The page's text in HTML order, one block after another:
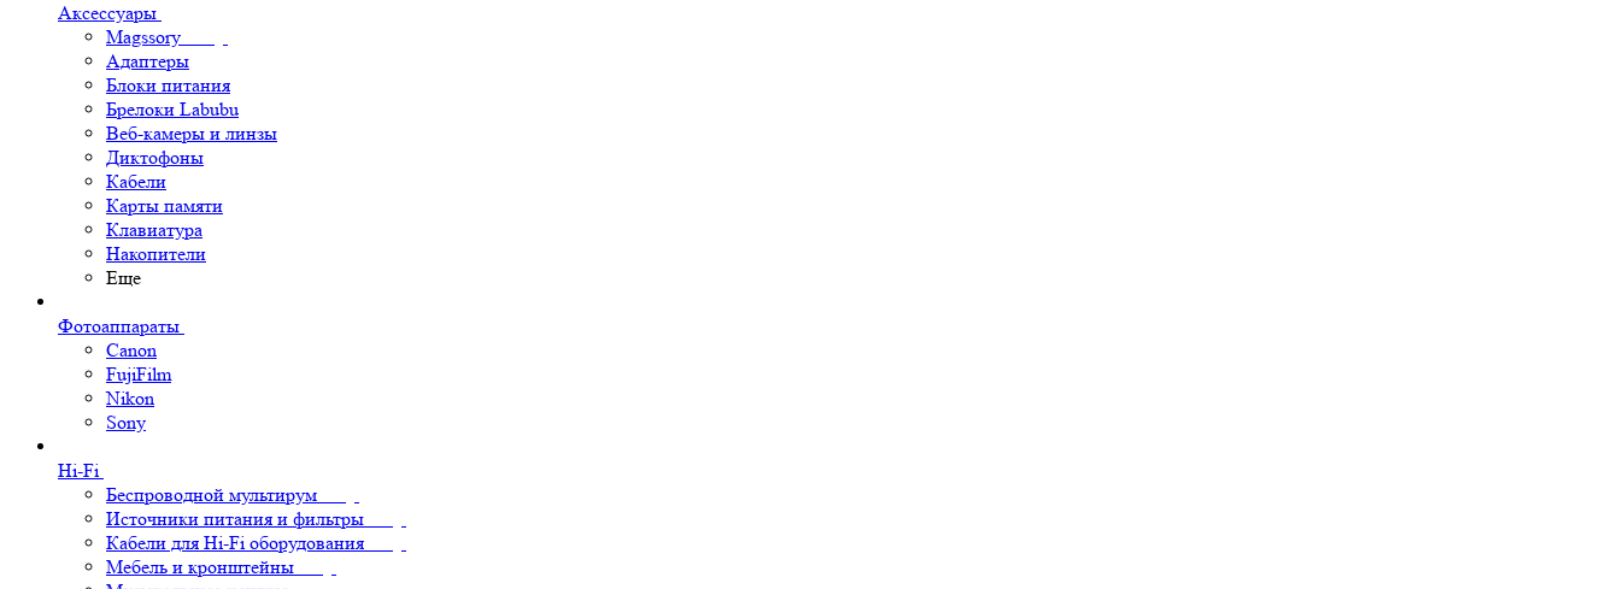
Аксессуары
Magssory
Адаптеры
Блоки питания
Брелоки Labubu
Веб-камеры и линзы
Диктофоны
Кабели
Карты памяти
Клавиатура
Накопители
Еще
Фотоаппараты
Canon
FujiFilm
Nikon
Sony
Hi-Fi
Беспроводной мультирум
Источники питания и фильтры
Кабели для Hi-Fi оборудования
Мебель и кронштейны